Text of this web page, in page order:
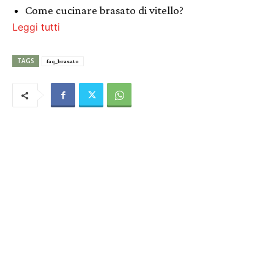
Come cucinare brasato di vitello?
Leggi tutti
TAGS faq_brasato